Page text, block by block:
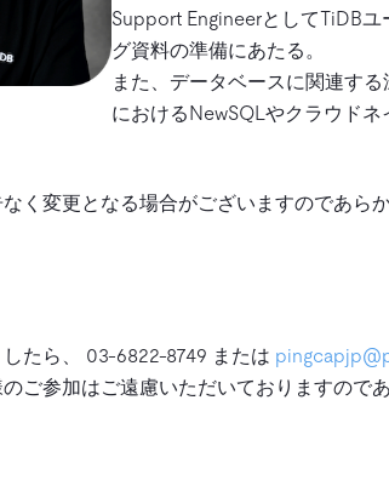
Support EngineerとしてTiDB
グ資料の準備にあたる。
また、データベースに関連す
におけるNewSQLやクラウドネ
く変更となる場合がございますのであらか
たら、 03-6822-8749 または
ご参加はご遠慮いただいておりますので